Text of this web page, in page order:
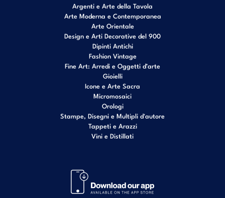
Argenti e Arte della Tavola
Arte Moderna e Contemporanea
Arte Orientale
Design e Arti Decorative del 900
Dipinti Antichi
Fashion Vintage
Fine Art: Arredi e Oggetti d’arte
Gioielli
Icone e Arte Sacra
Micromosaici
Orologi
Stampe, Disegni e Multipli d'autore
Tappeti e Arazzi
Vini e Distillati